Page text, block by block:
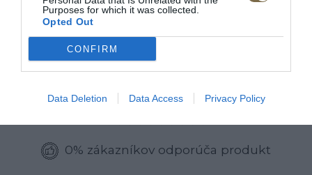
Purposes for which it was collected.
Opted Out
CONFIRM
Data Deletion Data Access Privacy Policy
RECENZIE
0
0% zákazníkov odporúča produkt